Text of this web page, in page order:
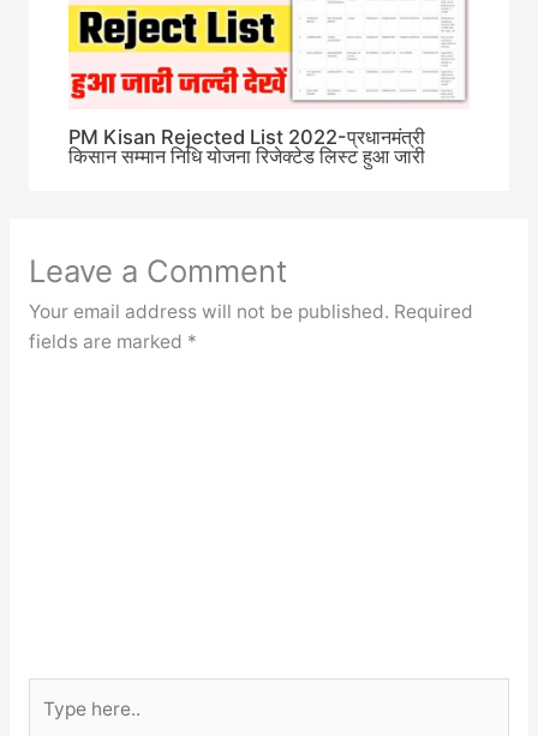
PM Kisan Rejected List 2022-प्रधानमंत्री
किसान सम्मान निधि योजना रिजेक्टेड लिस्ट हुआ जारी
Leave a Comment
Your email address will not be published. Required
fields are marked *
here..